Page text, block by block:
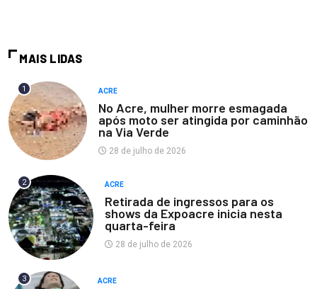
MAIS LIDAS
1 ACRE
No Acre, mulher morre esmagada
após moto ser atingida por caminhão
na Via Verde
28 de julho de 2026
2 ACRE
Retirada de ingressos para os
shows da Expoacre inicia nesta
quarta-feira
28 de julho de 2026
3 ACRE